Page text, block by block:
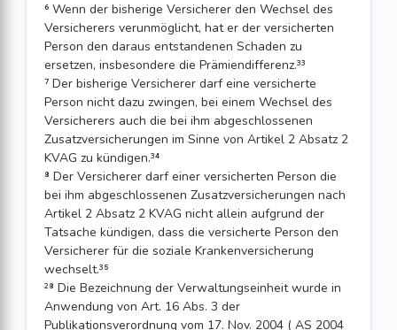
⁶ Wenn der bisherige Versicherer den Wechsel des
Versicherers verunmöglicht, hat er der versicherten
Person den daraus entstandenen Schaden zu
ersetzen, insbesondere die Prämiendifferenz.³³
⁷ Der bisherige Versicherer darf eine versicherte
Person nicht dazu zwingen, bei einem Wechsel des
Versicherers auch die bei ihm abgeschlossenen
Zusatzversicherungen im Sinne von Artikel 2 Absatz 2
KVAG zu kündigen.³⁴
⁸ Der Versicherer darf einer versicherten Person die
bei ihm abgeschlossenen Zusatzversicherungen nach
Artikel 2 Absatz 2 KVAG nicht allein aufgrund der
Tatsache kündigen, dass die versicherte Person den
Versicherer für die soziale Krankenversicherung
wechselt.³⁵
²⁸ Die Bezeichnung der Verwaltungseinheit wurde in
Anwendung von Art. 16 Abs. 3 der
Publikationsverordnung vom 17. Nov. 2004 ( AS 2004